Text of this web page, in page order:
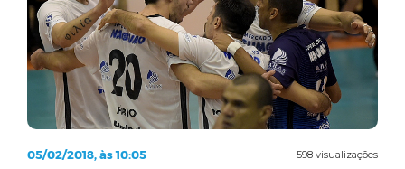
598 visualizações
05/02/2018, às 10:05